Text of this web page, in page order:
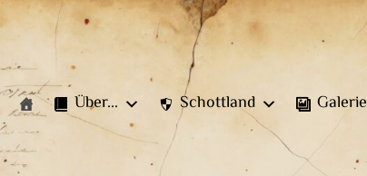
Über... Schottland Galerie